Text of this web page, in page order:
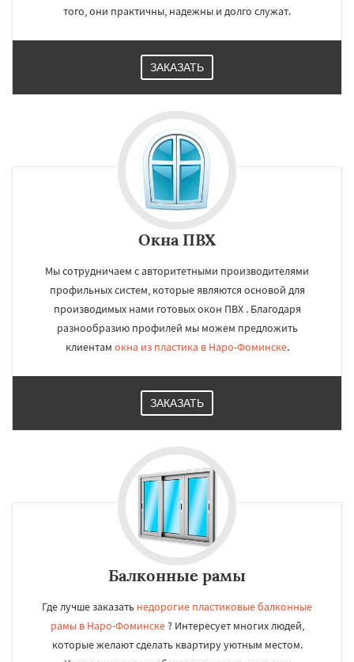
того, они практичны, надежны и долго служат.
ЗАКАЗАТЬ
Окна ПВХ
Мы сотрудничаем с авторитетными производителями
профильных систем, которые являются основой для
производимых нами готовых окон ПВХ . Благодаря
разнообразию профилей мы можем предложить
клиентам окна из пластика в Наро-Фоминске.
ЗАКАЗАТЬ
Балконные рамы
Где лучше заказать недорогие пластиковые балконные
рамы в Наро-Фоминске? Интересует многих людей,
которые желают сделать квартиру уютным местом.